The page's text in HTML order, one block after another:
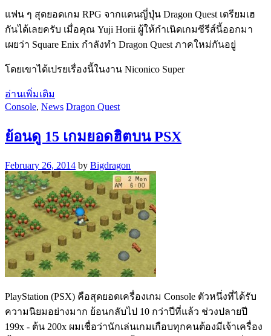
แฟน ๆ สุดยอดเกม RPG จากแดนญี่ปุ่น Dragon Quest เตรียมเฮ
กันได้เลยครับ เมื่อคุณ Yuji Horii ผู้ให้กำเนิดเกมซีรีส์นี้ออกมา
เผยว่า Square Enix กำลังทำ Dragon Quest ภาคใหม่กันอยู่
โดยเขาได้เปรยเรื่องนี้ในงาน Niconico Super
อ่านเพิ่มเติม
Console, News Dragon Quest
ย้อนดู 15 เกมยอดฮิตบน PSX
February 26, 2014 by Bigdragon
PlayStation (PSX) คือสุดยอดเครื่องเกม Console ตัวหนึ่งที่ได้รับ
ความนิยมอย่างมาก ย้อนกลับไป 10 กว่าปีที่แล้ว ช่วงปลายปี
199x - ต้น 200x ผมเชื่อว่านักเล่นเกมเกือบทุกคนต้องมีเจ้าเครื่อง